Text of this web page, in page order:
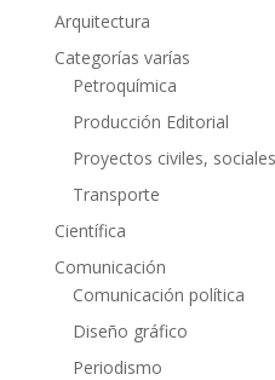
Arquitectura
Categorías varías
Petroquímica
Producción Editorial
Proyectos civiles,
Transporte
Científica
Comunicación
Comunicación política
Diseño gráfico
Periodismo